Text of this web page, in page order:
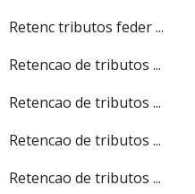
Retenc tributos feder ...
Retencao de tributos ...
Retencao de tributos ...
Retencao de tributos ...
Retencao de tributos ...